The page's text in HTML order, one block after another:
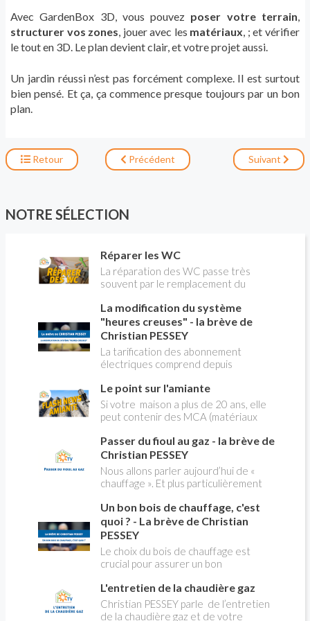
Avec GardenBox 3D, vous pouvez poser votre terrain,
structurer vos zones, jouer avec les matériaux, ; et vérifier
le tout en 3D. Le plan devient clair, et votre projet aussi.
Un jardin réussi n’est pas forcément complexe. Il est surtout
bien pensé. Et ça, ça commence presque toujours par un bon
plan.
Retour Précédent Suivant
NOTRE SÉLECTION
Réparer les WC
La réparation des WC passe très
souvent par le remplacement du
expliquer
La modification du système
"heures creuses" - la brève de
Christian PESSEY
La tarification des abonnement
électriques comprend depuis
pleines, heures creuses. Aujourd'hui
Christian PESSEY vous explique tout
ce qu'il faut savoir sur la nouvelle
modification du système "heures
creuses" qui concerne près de 15
millions de Français !
Le point sur l'amiante
Si votre maison a plus de 20 ans, elle
peut contenir des MCA (matériaux
panique, on fait le point dans notre
flash news n°3 spéciale Amiante et
ses dangers avec Christian Pessey
Passer du fioul au gaz - la brève de
Christian PESSEY
Nous allons parler aujourd’hui de «
chauffage ». Et plus particulièrement
aborder l’abandon du fioul au profit du
gaz.
Un bon bois de chauffage, c'est
quoi ? - La brève de Christian
PESSEY
Le choix du bois de chauffage est
crucial pour assurer un bon
l'impact environnemental. Mais
comment reconnaître un bois de
qualité ? Plusieurs critères entrent en
L'entretien de la chaudière gaz
Christian PESSEY parle de l’entretien
de la chaudière gaz et de votre